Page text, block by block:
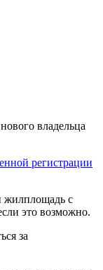
владельца
регистрации
жилплощадь с
это возможно.
за